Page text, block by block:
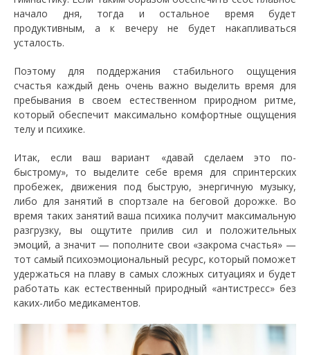
начало дня, тогда и остальное время будет
продуктивным, а к вечеру не будет накапливаться
усталость.
Поэтому для поддержания стабильного ощущения
счастья каждый день очень важно выделить время для
пребывания в своем естественном природном ритме,
который обеспечит максимально комфортные ощущения
телу и психике.
Итак, если ваш вариант «давай сделаем это по-
быстрому», то выделите себе время для спринтерских
пробежек, движения под быструю, энергичную музыку,
либо для занятий в спортзале на беговой дорожке. Во
время таких занятий ваша психика получит максимальную
разгрузку, вы ощутите прилив сил и положительных
эмоций, а значит — пополните свои «закрома счастья» —
тот самый психоэмоциональный ресурс, который поможет
удержаться на плаву в самых сложных ситуациях и будет
работать как естественный природный «антистресс» без
каких-либо медикаментов.